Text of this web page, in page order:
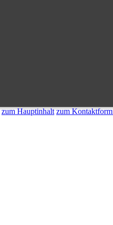
zum Hauptinhalt zum